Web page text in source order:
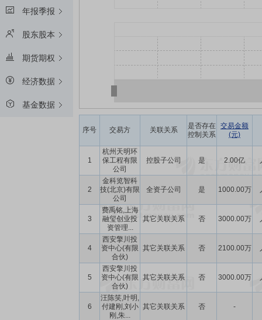
年报季报
股东股本
期货期权
经济数据
基金数据
序号 交易方 关联关系
是否存在
控制关系
交易金额
(元)
1
杭州天明环
保工程有限
公司
控股子公司 是 2.00亿
2
金科览智科
技(北京)有限
公司
全资子公司 是 1000.00万
3
费禹铭,上海
融玺创业投
资管理...
其它关联关系 否 3000.00万
4
西安擎川投
资中心(有限
合伙)
其它关联关系 否 2100.00万
5
西安擎川投
资中心(有限
合伙)
其它关联关系 否 3000.00万
6
汪陈笑,叶明,
付建刚,刘小
刚,朱...
其它关联关系 否 -